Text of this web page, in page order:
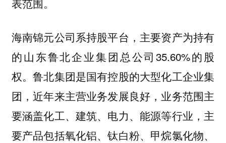
表范围。
海南锦元公司系持股平台，主要资产为持有
的山东鲁北企业集团总公司35.60%的股
权。鲁北集团是国有控股的大型化工企业集
团，近年来主营业务发展良好，业务范围主
要涵盖化工、建筑、电力、能源等行业，主
要产品包括氧化铝、钛白粉、甲烷氯化物、